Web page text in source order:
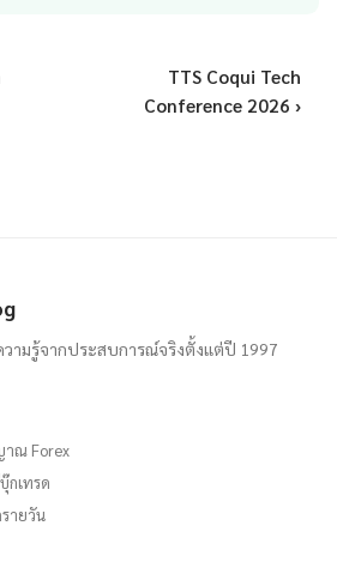
TTS Coqui Tech
Conference 2026 ›
ความรู้จากประสบการณ์จริงตั้งแต่ปี 1997
ณ Forex
กเทรด
ายวัน